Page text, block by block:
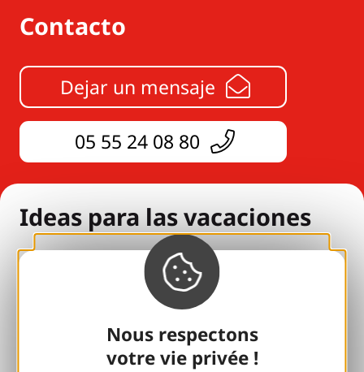
Nous respectons
votre vie privée !
Contacto
Dejar un mensaje
05 55 24 08 80
Ideas para las vacaciones
Todos nuestros alojamientos
Para los enamorados
con su familia
Pausas de bienestar